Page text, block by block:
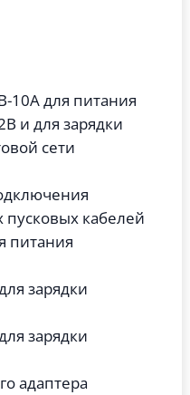
10А для питания
и для зарядки
сети
пусковых кабелей
питания
зарядки
зарядки
адаптера